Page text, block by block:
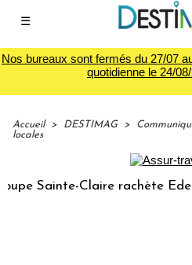
☰
Nos bureaux sont fermés du 27/07
quotidienne le 24/
Accueil > DESTIMAG >
locales
Sainte-Claire rachète Eden